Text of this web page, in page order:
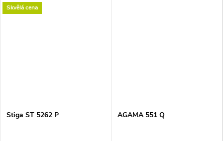
Skvělá cena
Stiga ST 5262 P AGAMA 551 Q